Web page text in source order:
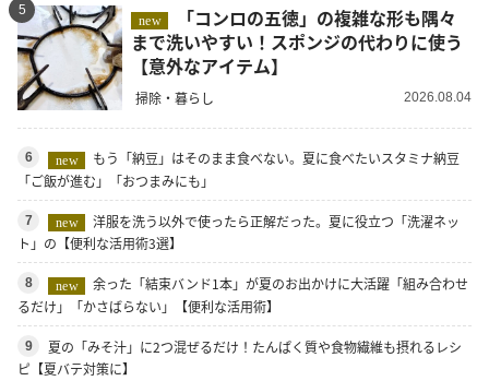
5
new
まで洗いやすい！スポンジの代わりに使う
【意外なアイテム】
掃除・暮らし 2026.08.04
6 new
もう「納豆」はそのまま食べない。夏に食べたいスタミナ納豆
「ご飯が進む」「おつまみにも」
7 new
洋服を洗う以外で使ったら正解だった。夏に役立つ「洗濯ネッ
ト」の【便利な活用術3選】
8 new
余った「結束バンド1本」が夏のお出かけに大活躍「組み合わせ
るだけ」「かさばらない」【便利な活用術】
9
夏の「みそ汁」に2つ混ぜるだけ！たんぱく質や食物繊維も摂れるレシ
ピ【夏バテ対策に】